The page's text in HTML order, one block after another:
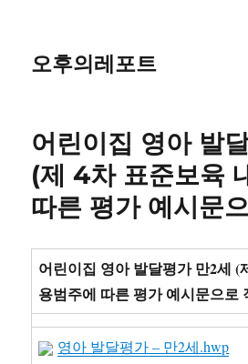
오후의레포트
어린이집 영아 발
(제 4차 표준보육
따른 평가 예시문
어린이집 영아 발달평가 만2세 (
용범주에 따른 평가 예시문으로
영아 발달평가 – 만2세.hwp